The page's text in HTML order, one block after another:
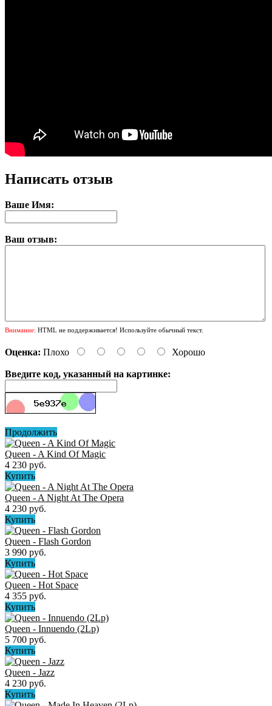
Написать отзыв
Ваше Имя:
Ваш отзыв:
Внимание: HTML не поддерживается! Используйте обычный текст.
Оценка: Плохо Хорошо
Введите код, указанный на картинке:
Продолжить
Queen - A Kind Of Magic
4 230 руб.
Купить
Queen - A Night At The Opera
4 230 руб.
Купить
Queen - Flash Gordon
3 990 руб.
Купить
Queen - Hot Space
4 355 руб.
Купить
Queen - Innuendo (2Lp)
5 700 руб.
Купить
Queen - Jazz
4 230 руб.
Купить